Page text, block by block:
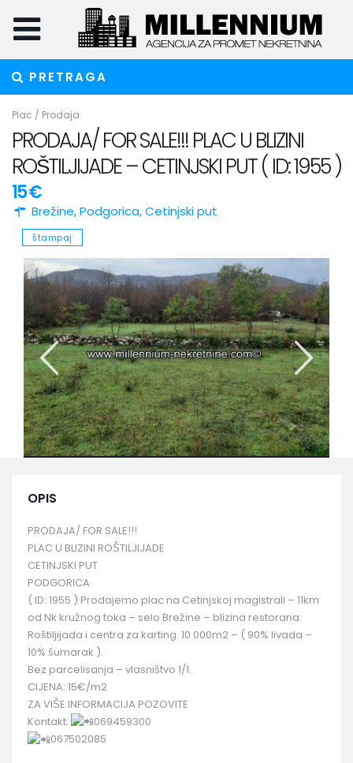
PRETRAGA
Plac / Prodaja
PRODAJA/ FOR SALE!!! PLAC U BLIZINI
ROŠTILJIJADE – CETINJSKI PUT ( ID: 1955 )
15 €
Brežine,Podgorica,Cetinjski put
štampaj
OPIS
PRODAJA/ FOR SALE!!!
PLAC U BLIZINI ROŠTILJIJADE
CETINJSKI PUT
PODGORICA
( ID: 1955 ) Prodajemo plac na Cetinjskoj magistrali – 11km
od Nk kružnog toka – selo Brežine – blizina restorana
Roštiljijada i centra za karting. 10 000m2 – ( 90% livada –
10% šumarak ).
Bez parcelisanja – vlasništvo 1/1.
CIJENA: 15€/m2
ZA VIŠE INFORMACIJA POZOVITE
Kontakt:
069459300
067502085